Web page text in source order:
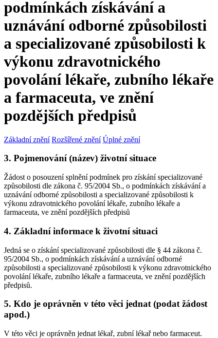
podmínkách získávání a
uznávání odborné způsobilosti
a specializované způsobilosti k
výkonu zdravotnického
povolání lékaře, zubního lékaře
a farmaceuta, ve znění
pozdějších předpisů
Základní znění Rozšířené znění Úplné znění
3. Pojmenování (název) životní situace
Žádost o posouzení splnění podmínek pro získání specializované
způsobilosti dle zákona č. 95/2004 Sb., o podmínkách získávání a
uznávání odborné způsobilosti a specializované způsobilosti k
výkonu zdravotnického povolání lékaře, zubního lékaře a
farmaceuta, ve znění pozdějších předpisů
4. Základní informace k životní situaci
Jedná se o získání specializované způsobilosti dle § 44 zákona č.
95/2004 Sb., o podmínkách získávání a uznávání odborné
způsobilosti a specializované způsobilosti k výkonu zdravotnického
povolání lékaře, zubního lékaře a farmaceuta, ve znění pozdějších
předpisů.
5. Kdo je oprávněn v této věci jednat (podat žádost
apod.)
V této věci je oprávněn jednat lékař, zubní lékař nebo farmaceut.